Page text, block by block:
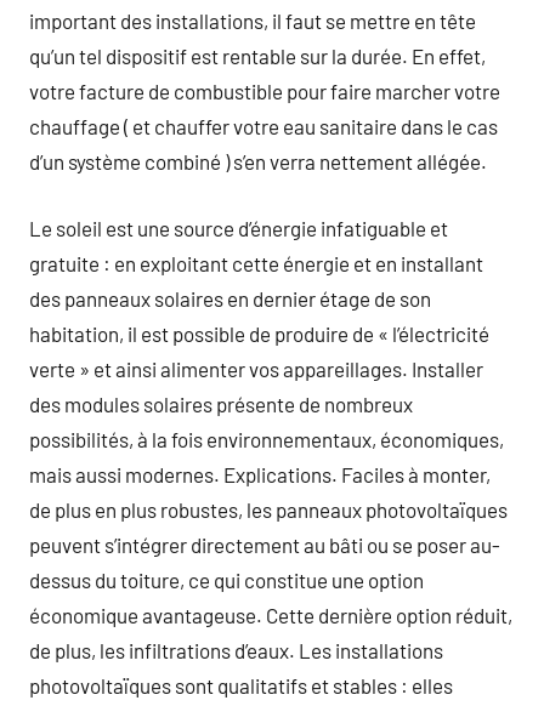
important des installations, il faut se mettre en tête
qu’un tel dispositif est rentable sur la durée. En effet,
votre facture de combustible pour faire marcher votre
chauffage ( et chauffer votre eau sanitaire dans le cas
d’un système combiné ) s’en verra nettement allégée.
Le soleil est une source d’énergie infatiguable et
gratuite : en exploitant cette énergie et en installant
des panneaux solaires en dernier étage de son
habitation, il est possible de produire de « l’électricité
verte » et ainsi alimenter vos appareillages. Installer
des modules solaires présente de nombreux
possibilités, à la fois environnementaux, économiques,
mais aussi modernes. Explications. Faciles à monter,
de plus en plus robustes, les panneaux photovoltaïques
peuvent s’intégrer directement au bâti ou se poser au-
dessus du toiture, ce qui constitue une option
économique avantageuse. Cette dernière option réduit,
de plus, les infiltrations d’eaux. Les installations
photovoltaïques sont qualitatifs et stables : elles